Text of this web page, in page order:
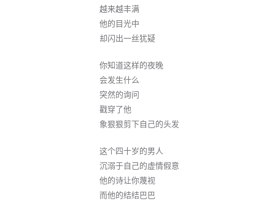
越来越丰满
他的目光中
却闪出一丝犹疑
你知道这样的夜晚
会发生什么
突然的询问
戳穿了他
象狠狠剪下自己的头发
这个四十岁的男人
沉溺于自己的虚情假意
他的诗让你蔑视
而他的结结巴巴